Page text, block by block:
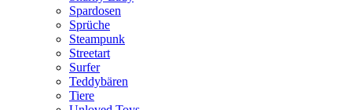
Spardosen
Sprüche
Steampunk
Streetart
Surfer
Teddybären
Tiere